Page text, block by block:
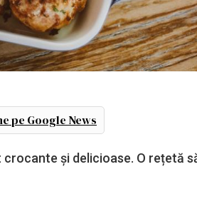
pe Google News
și delicioase. O rețetă